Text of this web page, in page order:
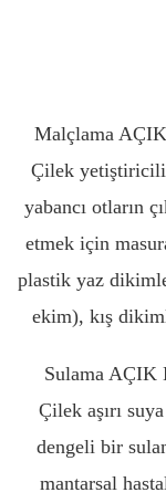
Malçlama
Çilek
yabancı otların
etmek için
plastik yaz
ekim), kış
Sulama
Çilek aşırı
dengeli bir
mantarsal